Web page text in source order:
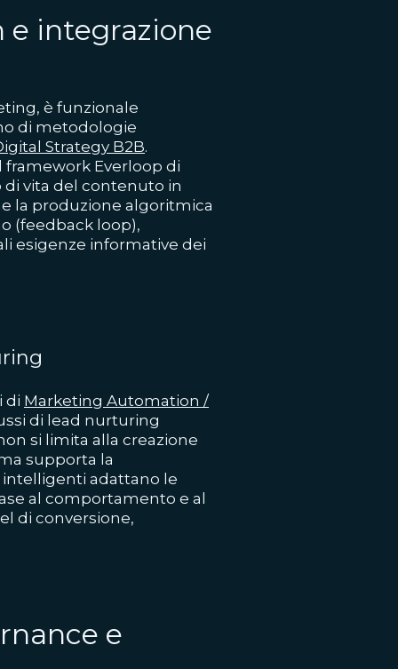
integrazione
è funzionale
di metodologie
Strategy B2B.
Everloop di
vita del contenuto in
la produzione algoritmica
(feedback loop),
esigenze informative dei
di Marketing Automation /
di lead nurturing
si limita alla creazione
supporta la
adattano le
al comportamento e al
di conversione,
e